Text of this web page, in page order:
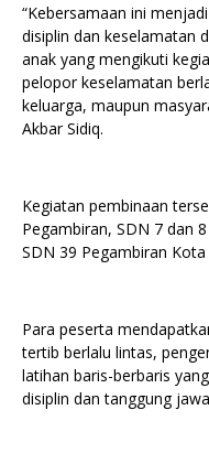
“Kebersamaan ini
disiplin dan keselamatan
anak yang mengikuti
pelopor keselamatan
keluarga, maupun
Akbar Sidiq.
Kegiatan pembinaan
Pegambiran, SDN 7 dan
SDN 39 Pegambiran Kota
Para peserta
tertib berlalu lintas,
latihan baris-berbaris
disiplin dan tanggung